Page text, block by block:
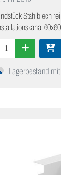
Stahlblech
60x60
Lagerbestand